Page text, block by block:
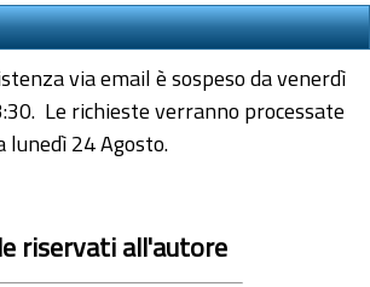
via email è sospeso da venerdì
Le richieste verranno processate
24 Agosto.
riservati all'autore